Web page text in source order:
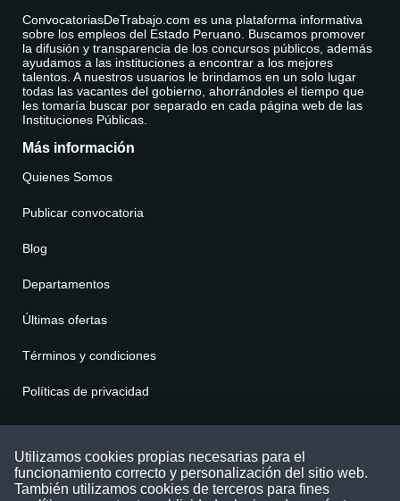
ConvocatoriasDeTrabajo.com es una plataforma informativa
sobre los empleos del Estado Peruano. Buscamos promover
la difusión y transparencia de los concursos públicos, además
ayudamos a las instituciones a encontrar a los mejores
talentos. A nuestros usuarios le brindamos en un solo lugar
todas las vacantes del gobierno, ahorrándoles el tiempo que
les tomaría buscar por separado en cada página web de las
Instituciones Públicas.
Más información
Quienes Somos
Publicar convocatoria
Blog
Departamentos
Últimas ofertas
Términos y condiciones
Políticas de privacidad
Puede comunicarse con nosotros a través
nuestras redes sociales o del correo:
Utilizamos cookies propias necesarias para el
funcionamiento correcto y personalización del sitio web.
También utilizamos cookies de terceros para fines